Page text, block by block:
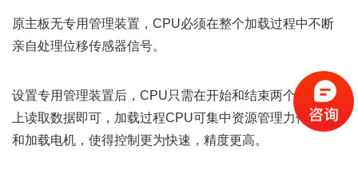
原主板无专用管理装置，CPU必须在整个加载过程中不断
亲自处理位移传感器信号。
设置专用管理装置后，CPU只需在开始和结束两个时间点
上读取数据即可，加载过程CPU可集中资源管理力传感器
和加载电机，使得控制更为快速，精度更高。